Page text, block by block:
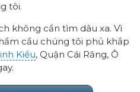
tôi.
không cần tìm dâu xa. Vì
cầu chúng tôi phủ khắp
Kiều, Quận Cái Răng, Ô